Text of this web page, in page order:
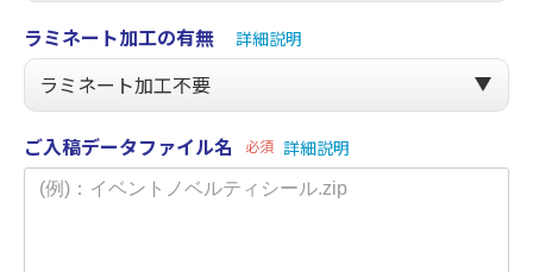
ラミネート加工の有無 詳細説明
ご入稿データファイル名 必須 詳細説明